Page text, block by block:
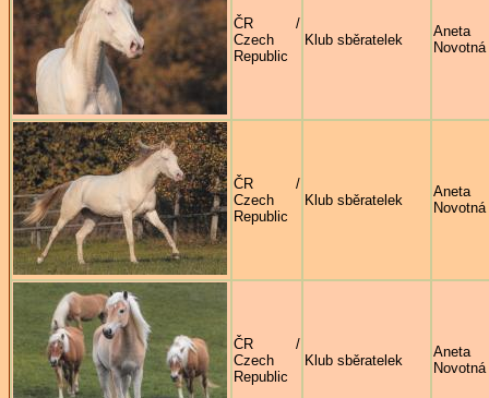
ČR /
Czech
Republic
Klub sběratelek
Aneta
Novotná
ČR /
Czech
Republic
Klub sběratelek
Aneta
Novotná
ČR /
Czech
Republic
Klub sběratelek
Aneta
Novotná